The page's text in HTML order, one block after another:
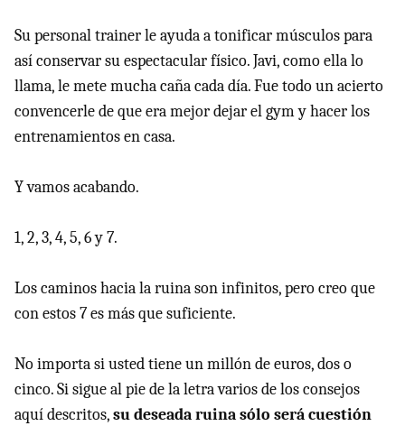
Su personal trainer le ayuda a tonificar músculos para
así conservar su espectacular físico. Javi, como ella lo
llama, le mete mucha caña cada día. Fue todo un acierto
convencerle de que era mejor dejar el gym y hacer los
entrenamientos en casa.
Y vamos acabando.
1, 2, 3, 4, 5, 6 y 7.
Los caminos hacia la ruina son infinitos, pero creo que
con estos 7 es más que suficiente.
No importa si usted tiene un millón de euros, dos o
cinco. Si sigue al pie de la letra varios de los consejos
aquí descritos,su deseada ruina sólo será cuestión